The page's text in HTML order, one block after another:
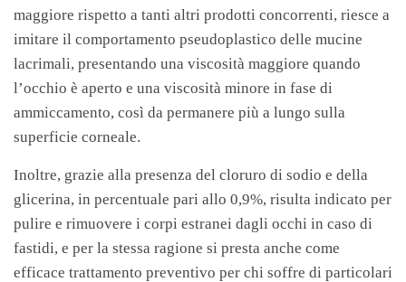
maggiore rispetto a tanti altri prodotti concorrenti, riesce a
imitare il comportamento pseudoplastico delle mucine
lacrimali, presentando una viscosità maggiore quando
l’occhio è aperto e una viscosità minore in fase di
ammiccamento, così da permanere più a lungo sulla
superficie corneale.
Inoltre, grazie alla presenza del cloruro di sodio e della
glicerina, in percentuale pari allo 0,9%, risulta indicato per
pulire e rimuovere i corpi estranei dagli occhi in caso di
fastidi, e per la stessa ragione si presta anche come
efficace trattamento preventivo per chi soffre di particolari